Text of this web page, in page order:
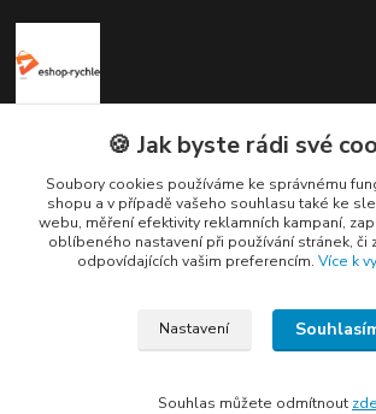
Petr Nedvídek
+420 775688827 +420
(Po-Pá, 9-16 hod.)
🍪 Jak byste rádi své
Soubory cookies používáme ke správnému
shopu a v případě vašeho souhlasu také ke
webu, měření efektivity reklamních kampaní,
oblíbeného nastavení při používání stránek, či
odpovídajících vašim preferencím. Více k
Nastavení
Souhlas můžete odmítnout zde